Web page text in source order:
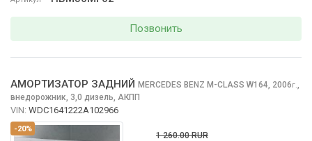
Позвонить
-20%
АМОРТИЗАТОР ЗАДНИЙ MERCEDES BENZ M-CLASS W164, 2006г.
внедорожник, 3,0 дизель, АКПП
VIN: WDC1641222A102966
1 260.00 RUR